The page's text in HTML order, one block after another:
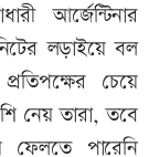
আর্জেন্টিনার
লড়াইয়ে বল
চেয়ে
নেয় তারা, তবে
ফেলতে পারেনি